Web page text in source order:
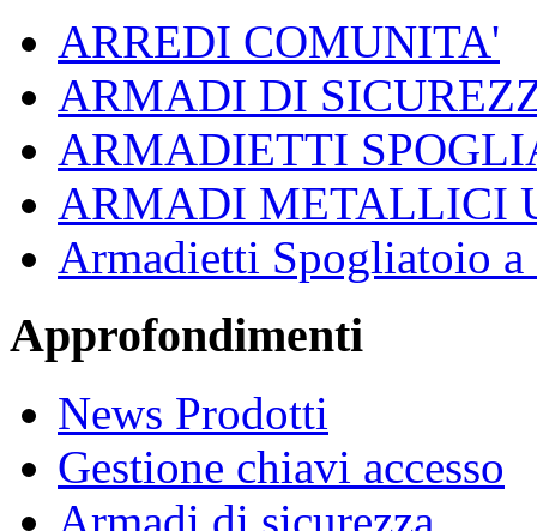
ARREDI COMUNITA'
ARMADI DI
ARMADIETTI
ARMADI METALLICI
Armadietti Spogliatoio a
Approfondimenti
News Prodotti
Gestione chiavi accesso
Armadi di sicurezza